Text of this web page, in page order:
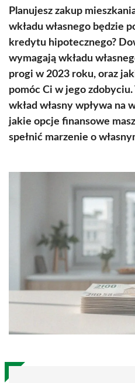
Planujesz zakup
wkładu własnego będzie
kredytu hipotecznego?
wymagają wkładu
progi w 2023 roku, oraz
pomóc Ci w jego
wkład własny wpływa na
jakie opcje finansowe
spełnić marzenie o